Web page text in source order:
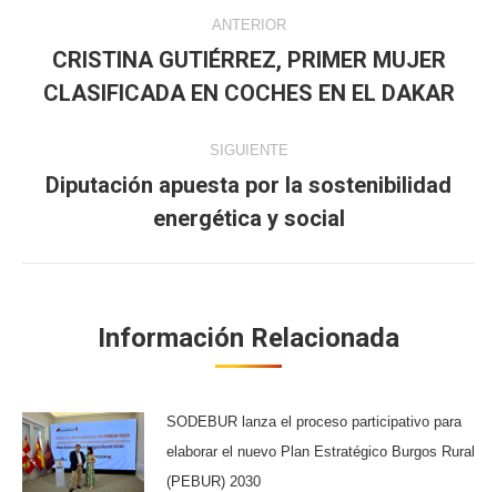
entre
publicaciones
ANTERIOR
Publicación
anterior:
CRISTINA GUTIÉRREZ, PRIMER MUJER
CLASIFICADA EN COCHES EN EL DAKAR
SIGUIENTE
Publicación
siguiente:
Diputación apuesta por la sostenibilidad
energética y social
Información Relacionada
SODEBUR lanza el proceso participativo para
elaborar el nuevo Plan Estratégico Burgos Rural
(PEBUR) 2030